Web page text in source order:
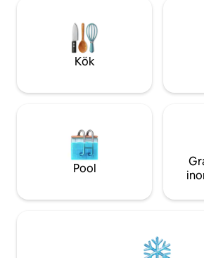
finns en andra hyresstuga, men privat
parkering och genomtänkt
arrangemang av fastigheten garanterar
din integritet.Kök
Pool